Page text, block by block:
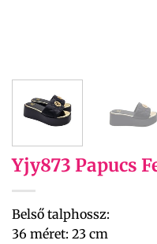
Yjy873 Papucs
Belső talphossz:
36 méret: 23 cm